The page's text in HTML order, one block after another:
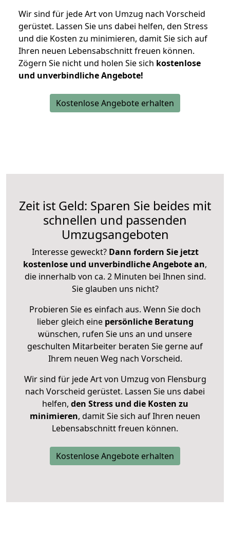
Wir sind für jede Art von Umzug nach Vorscheid
gerüstet. Lassen Sie uns dabei helfen, den Stress
und die Kosten zu minimieren, damit Sie sich auf
Ihren neuen Lebensabschnitt freuen können.
Zögern Sie nicht und holen Sie sich kostenlose
und unverbindliche Angebote!
Kostenlose Angebote erhalten
Zeit ist Geld: Sparen Sie beides mit
schnellen und passenden
Umzugsangeboten
Interesse geweckt? Dann fordern Sie jetzt
kostenlose und unverbindliche Angebote an,
die innerhalb von ca. 2 Minuten bei Ihnen sind.
Sie glauben uns nicht?
Probieren Sie es einfach aus. Wenn Sie doch
lieber gleich eine persönliche Beratung
wünschen, rufen Sie uns an und unsere
geschulten Mitarbeiter beraten Sie gerne auf
Ihrem neuen Weg nach Vorscheid.
Wir sind für jede Art von Umzug von Flensburg
nach Vorscheid gerüstet. Lassen Sie uns dabei
helfen, den Stress und die Kosten zu
minimieren, damit Sie sich auf Ihren neuen
Lebensabschnitt freuen können.
Kostenlose Angebote erhalten